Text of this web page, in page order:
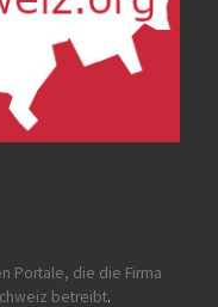
Portale, die die Firma
betreibt.